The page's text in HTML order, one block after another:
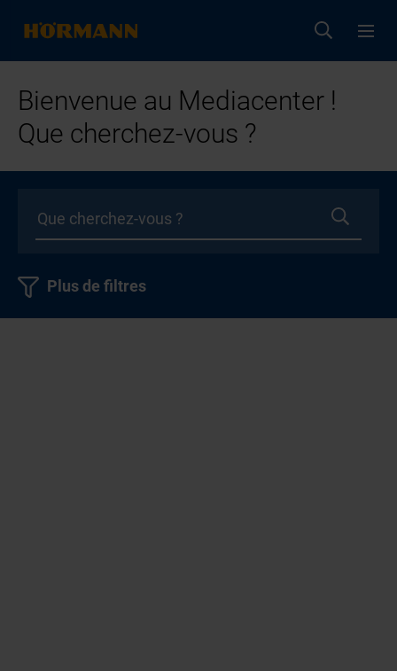
Bienvenue au Mediacenter !
Que cherchez-vous ?
Plus de filtres